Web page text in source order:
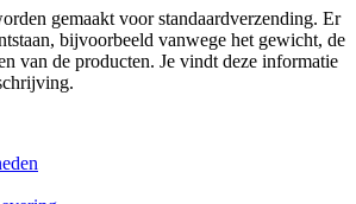
gemaakt voor standaardverzending. Er
bijvoorbeeld vanwege het gewicht, de
van de producten. Je vindt deze informatie